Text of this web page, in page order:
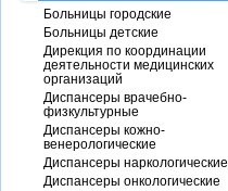
Больницы городские
Больницы детские
Дирекция по координации
деятельности медицинских
организаций
Диспансеры врачебно-
физкультурные
Диспансеры кожно-
венерологические
Диспансеры наркологические
Диспансеры онкологические